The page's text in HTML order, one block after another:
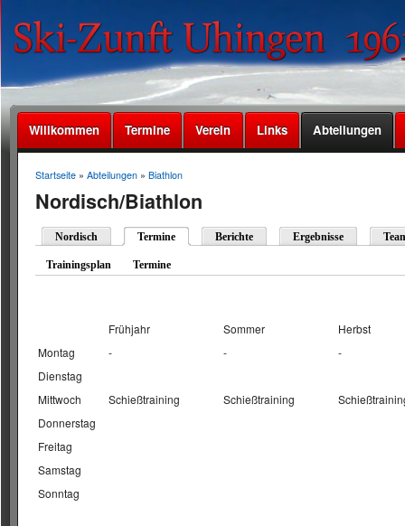
Willkommen Termine Verein Links Abteilungen
Startseite» Abteilungen» Biathlon
Nordisch/Biathlon
Nordisch Termine Berichte Ergebnisse
Trainingsplan Termine
Frühjahr Sommer
Herbst
Montag
- -
-
Dienstag
Mittwoch
Schießtraining Schießtraining
Donnerstag
Freitag
Samstag
Sonntag